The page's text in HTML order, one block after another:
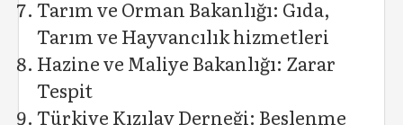
Tarım ve Orman Bakanlığı: Gıda,
Tarım ve Hayvancılık hizmetleri
Hazine ve Maliye Bakanlığı: Zarar
Tespit
Türkiye Kızılay Derneği: Beslenme